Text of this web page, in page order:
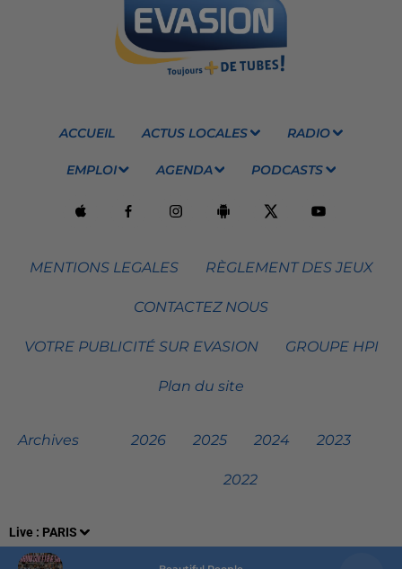
Live : PARIS
ACCUEIL ACTUS LOCALES RADIO
EMPLOI AGENDA PODCASTS
MENTIONS LEGALES RÈGLEMENT DES JEUX
CONTACTEZ NOUS
VOTRE PUBLICITÉ SUR EVASION GROUPE HPI
Plan du site
Archives 2026 2025 2024 2023
2022